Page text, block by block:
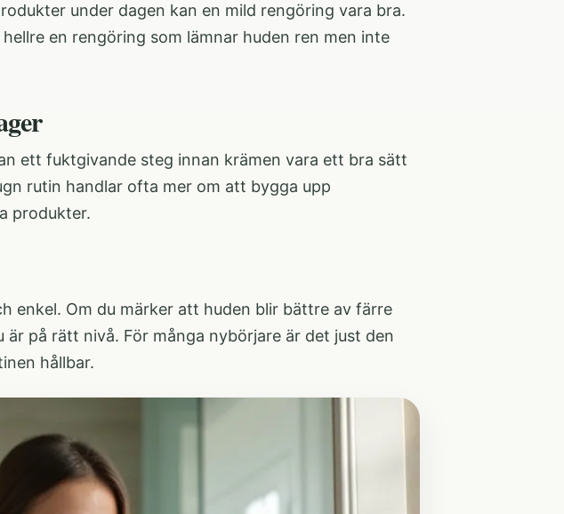
under dagen kan en mild rengöring vara bra.
en rengöring som lämnar huden ren men inte
ett fuktgivande steg innan krämen vara ett bra sätt
rutin handlar ofta mer om att bygga upp
produkter.
enkel. Om du märker att huden blir bättre av färre
på rätt nivå. För många nybörjare är det just den
hållbar.